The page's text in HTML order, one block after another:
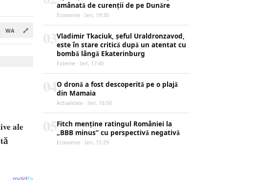
WA 🔗
ale
amânată de curenții de pe Dunăre
Economie · Ieri, 19:30
Vladimir Tkaciuk, șeful Uraldronzavod,
este în stare critică după un atentat cu
bombă lângă Ekaterinburg
Externe · Ieri, 17:45
O dronă a fost descoperită pe o plajă
din Mamaia
Actualitate · Ieri, 16:50
Fitch menține ratingul României la
„BBB minus” cu perspectivă negativă
Economie · Ieri, 15:29